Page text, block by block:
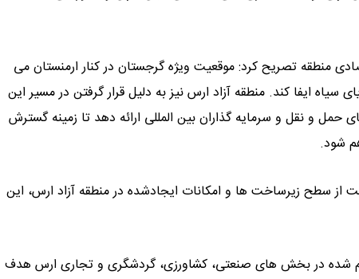
منطقه تصریح کرد: موقعیت ویژه گرجستان در کنار ارمنستان می
ایفا کند. منطقه آزاد ارس نیز به دلیل قرار گرفتن در مسیر این
و نقل و سرمایه‌ گذاران بین ‌المللی ارائه دهد تا زمینه گسترش
شود.
سطح زیرساخت ‌ها و امکانات ایجادشده در منطقه آزاد ارس، این
‌شده در بخش‌ های صنعتی، کشاورزی، گردشگری و تجاری ارس هدف